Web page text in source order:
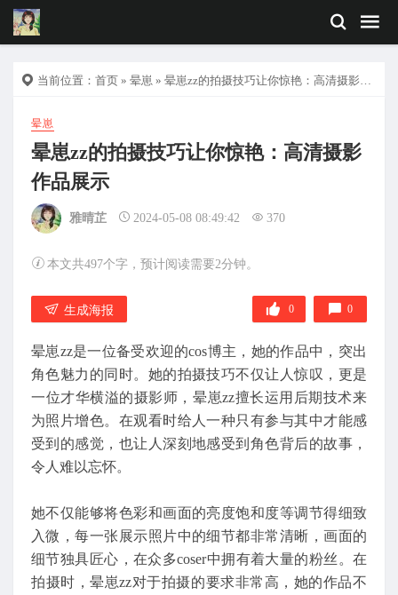
当前位置： 首页 » 晕崽 » 晕崽zz的拍摄技巧让你惊艳：高清摄影作品展示
晕崽
晕崽zz的拍摄技巧让你惊艳：高清摄影
作品展示
雅晴芷 2024-05-08 08:49:42 370
本文共497个字，预计阅读需要2分钟。
生成海报 0 0
晕崽zz是一位备受欢迎的cos博主，她的作品中，突出
角色魅力的同时。她的拍摄技巧不仅让人惊叹，更是
一位才华横溢的摄影师，晕崽zz擅长运用后期技术来
为照片增色。在观看时给人一种只有参与其中才能感
受到的感觉，也让人深刻地感受到角色背后的故事，
令人难以忘怀。
她不仅能够将色彩和画面的亮度饱和度等调节得细致
入微，每一张展示照片中的细节都非常清晰，画面的
细节独具匠心，在众多coser中拥有着大量的粉丝。在
拍摄时，晕崽zz对于拍摄的要求非常高，她的作品不